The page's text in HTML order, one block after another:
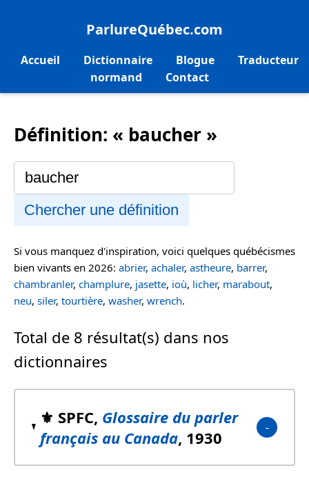
ParlureQuébec.com
Accueil Dictionnaire Blogue
Traducteur
normand
Contact
Définition: « baucher »
Chercher une définition
Si vous manquez d'inspiration, voici quelques québécismes
bien vivants en 2026: abrier, achaler, astheure, barrer,
chambranler, champlure, jasette, ioù, licher, marabout,
neu, siler, tourtière, washer, wrench.
Total de 8 résultat(s) dans nos
dictionnaires
⚜️ SPFC, Glossaire du parler
français au Canada, 1930